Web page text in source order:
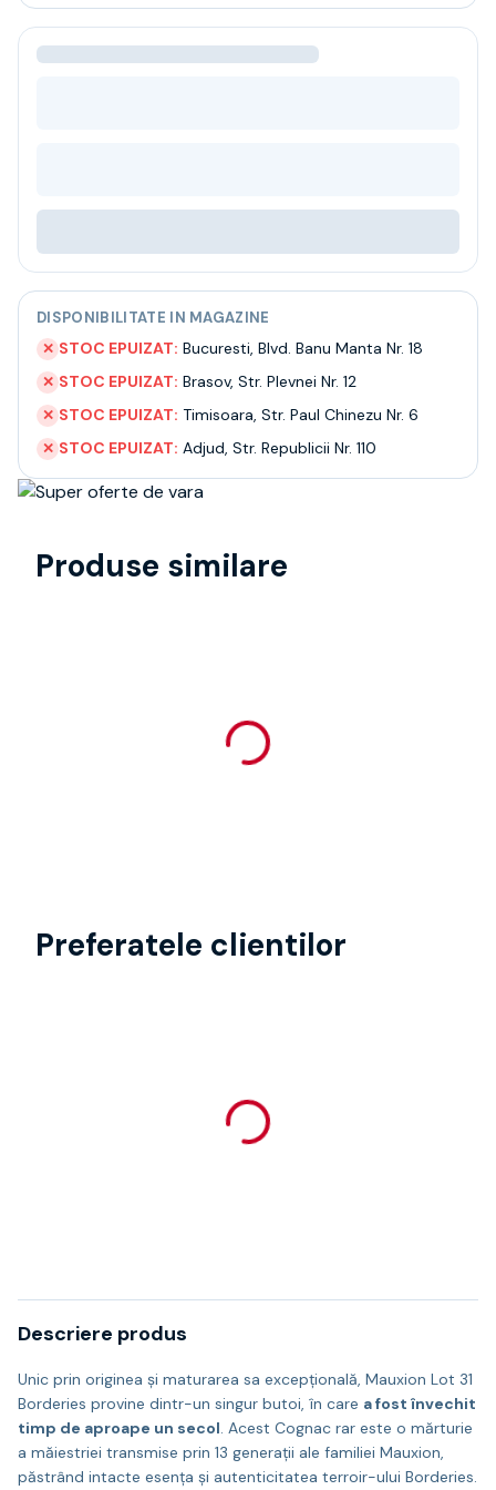
Ceai
Bacanie
Despre noi
Livrare
Termeni si conditii
Politica de confidentialitate
Intrebari frecvente
DISPONIBILITATE IN MAGAZINE
✕ STOC EPUIZAT: Bucuresti, Blvd. Banu Manta Nr. 18
✕ STOC EPUIZAT: Brasov, Str. Plevnei Nr. 12
✕ STOC EPUIZAT: Timisoara, Str. Paul Chinezu Nr. 6
✕ STOC EPUIZAT: Adjud, Str. Republicii Nr. 110
Produse similare
Preferatele clientilor
Descriere produs
Unic prin originea și maturarea sa excepțională, Mauxion Lot 31
Borderies provine dintr-un singur butoi, în care a fost învechit
timp de aproape un secol. Acest Cognac rar este o mărturie
a măiestriei transmise prin 13 generații ale familiei Mauxion,
păstrând intacte esența și autenticitatea terroir-ului Borderies.